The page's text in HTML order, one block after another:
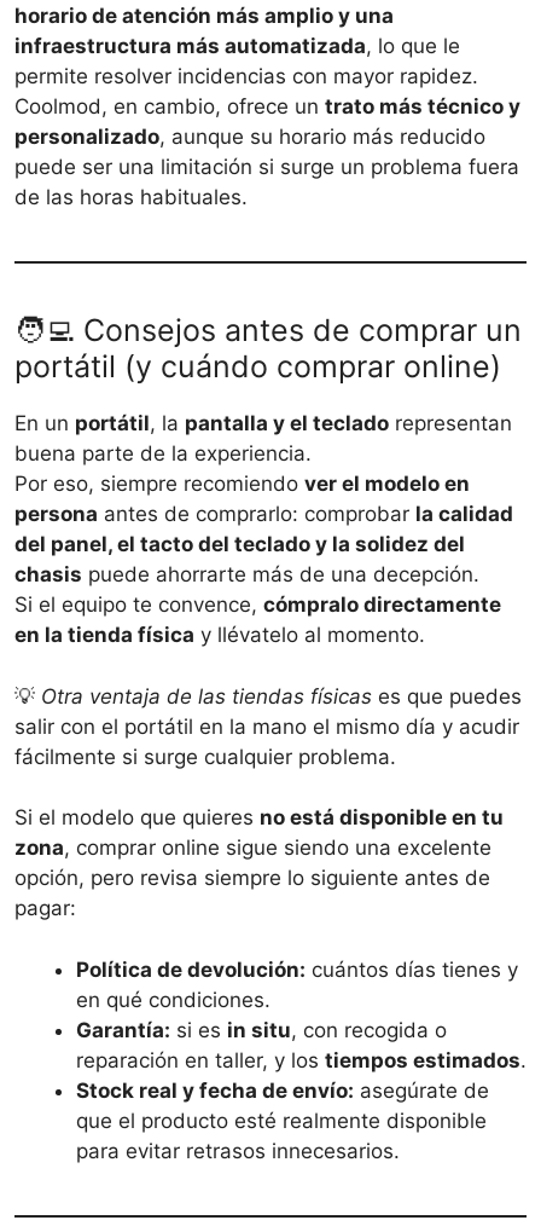
horario de atención más amplio y una
infraestructura más automatizada, lo que le
permite resolver incidencias con mayor rapidez.
Coolmod, en cambio, ofrece un trato más técnico y
personalizado, aunque su horario más reducido
puede ser una limitación si surge un problema fuera
de las horas habituales.
🧑‍💻 Consejos antes de comprar un
portátil (y cuándo comprar online)
En un portátil, la pantalla y el teclado representan
buena parte de la experiencia.
Por eso, siempre recomiendo ver el modelo en
persona antes de comprarlo: comprobar la calidad
del panel, el tacto del teclado y la solidez del
chasis puede ahorrarte más de una decepción.
Si el equipo te convence, cómpralo directamente
en la tienda física y llévatelo al momento.
💡 Otra ventaja de las tiendas físicas es que puedes
salir con el portátil en la mano el mismo día y acudir
fácilmente si surge cualquier problema.
Si el modelo que quieres no está disponible en tu
zona, comprar online sigue siendo una excelente
opción, pero revisa siempre lo siguiente antes de
pagar:
Política de devolución: cuántos días tienes y
en qué condiciones.
Garantía: si es in situ, con recogida o
reparación en taller, y los tiempos estimados.
Stock real y fecha de envío: asegúrate de
que el producto esté realmente disponible
para evitar retrasos innecesarios.